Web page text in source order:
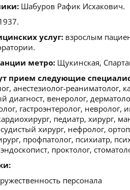
Шабуров Рафик Исхакович.
услуг: взрослым
метро: Щукинская,
прием следующие
анестезиолог-реаниматолог,
венеролог,
гастроэнтеролог, невролог,
педиатр, хирург,
хирург, нефролог,
профпатолог, психиатр,
проктолог,
персонала